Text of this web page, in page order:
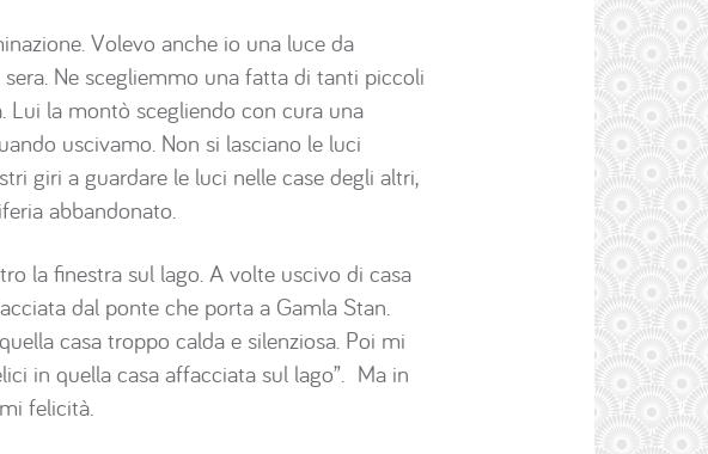
Volevo anche io una luce da
Ne scegliemmo una fatta di tanti piccoli
Lui la montò scegliendo con cura una
uscivamo. Non si lasciano le luci
giri a guardare le luci nelle case degli altri,
abbandonato.
la finestra sul lago. A volte uscivo di casa
dal ponte che porta a Gamla Stan.
casa troppo calda e silenziosa. Poi mi
in quella casa affacciata sul lago”. Ma in
felicità.